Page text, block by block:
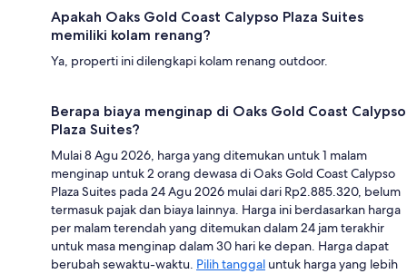
Apakah Oaks Gold Coast Calypso Plaza Suites
memiliki kolam renang?
Ya, properti ini dilengkapi kolam renang outdoor.
Berapa biaya menginap di Oaks Gold Coast Calypso
Plaza Suites?
Mulai 8 Agu 2026, harga yang ditemukan untuk 1 malam
menginap untuk 2 orang dewasa di Oaks Gold Coast Calypso
Plaza Suites pada 24 Agu 2026 mulai dari Rp2.885.320, belum
termasuk pajak dan biaya lainnya. Harga ini berdasarkan harga
per malam terendah yang ditemukan dalam 24 jam terakhir
untuk masa menginap dalam 30 hari ke depan. Harga dapat
berubah sewaktu-waktu. Pilih tanggal untuk harga yang lebih